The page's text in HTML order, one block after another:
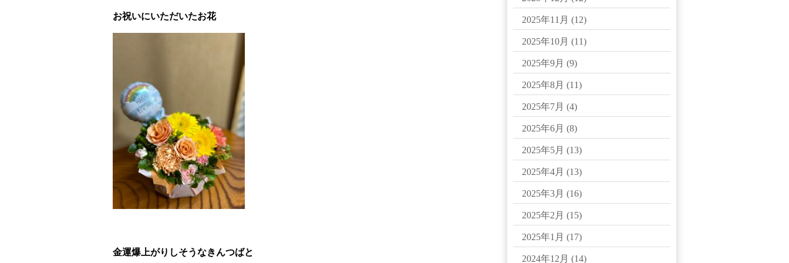
お祝いにいただいたお花
金運爆上がりしそうなきんつばと
2025年11月 (12)
2025年10月 (11)
2025年9月 (9)
2025年8月 (11)
2025年7月 (4)
2025年6月 (8)
2025年5月 (13)
2025年4月 (13)
2025年3月 (16)
2025年2月 (15)
2025年1月 (17)
2024年12月 (14)